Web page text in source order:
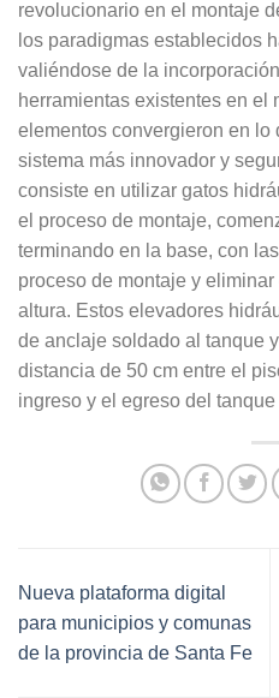
revolucionario en el montaje
los paradigmas establecidos
valiéndose de la
herramientas existentes en el
elementos convergieron en lo
sistema más innovador y
consiste en utilizar gatos
el proceso de montaje,
terminando en la base, con
proceso de montaje y
altura. Estos elevadores
de anclaje soldado al tanque
distancia de 50 cm entre el
ingreso y el egreso del
Nueva plataforma digital
para municipios y comunas
de la provincia de Santa Fe